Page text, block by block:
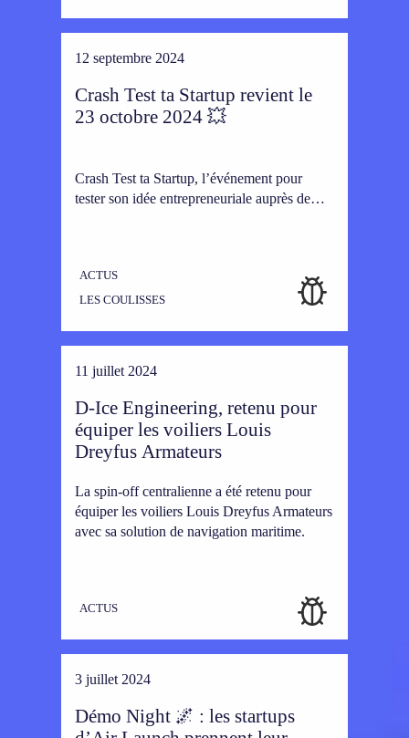
12 septembre 2024
Crash Test ta Startup revient le
23 octobre 2024 💥
Crash Test ta Startup, l’événement pour
tester son idée entrepreneuriale auprès de…
ACTUS
LES COULISSES
11 juillet 2024
D-Ice Engineering, retenu pour
équiper les voiliers Louis
Dreyfus Armateurs
La spin-off centralienne a été retenu pour
équiper les voiliers Louis Dreyfus Armateurs
avec sa solution de navigation maritime.
ACTUS
3 juillet 2024
Démo Night 🌌 : les startups